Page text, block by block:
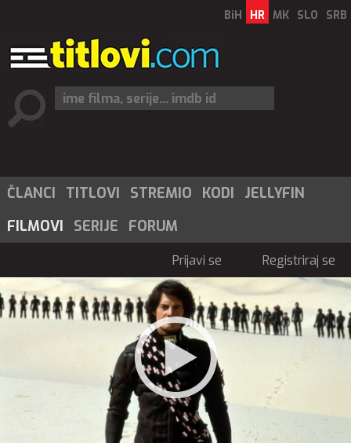
BiH HR MK SLO SRB
ČLANCI TITLOVI STREMIO KODI
JELLYFIN
FILMOVI
SERIJE FORUM
Prijavi se Registriraj se